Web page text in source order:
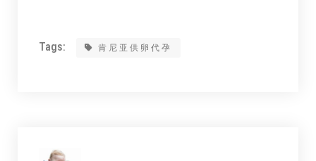
Tags: 肯尼亚供卵代孕